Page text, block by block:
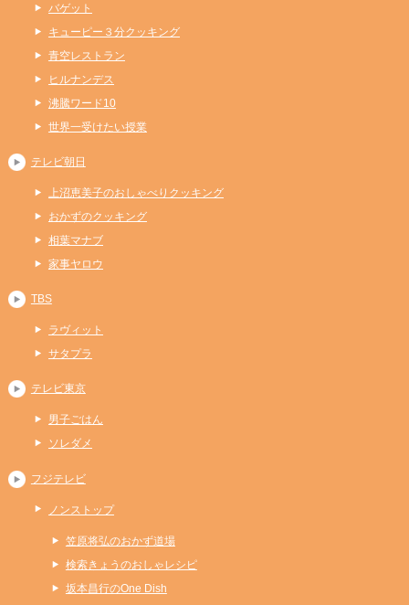
バゲット
キューピー３分クッキング
青空レストラン
ヒルナンデス
沸騰ワード10
世界一受けたい授業
テレビ朝日
上沼恵美子のおしゃべりクッキング
おかずのクッキング
相葉マナブ
家事ヤロウ
TBS
ラヴィット
サタプラ
テレビ東京
男子ごはん
ソレダメ
フジテレビ
ノンストップ
笠原将弘のおかず道場
検索きょうのおしゃレシピ
坂本昌行のOne Dish